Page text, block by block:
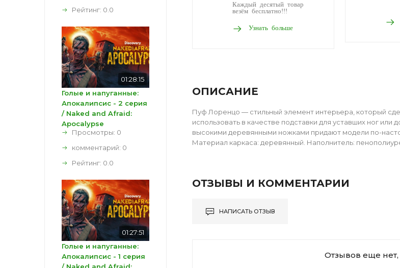
Каждый десятый товар
везём бесплатно!!!
Узнать больше
ОПИСАНИЕ
Пуф Лоренцо — стильный элемент интерьера, который
использовать в качестве подставки для уставших ног
высокими деревянными ножками придают модели по-
Материал каркаса: деревянный. Наполнитель:
ОТЗЫВЫ И КОММЕНТАРИИ
НАПИСАТЬ ОТЗЫВ
Отзывов еще
Рейтинг: 0.0
01:28:15
Голые и напуганные:
Апокалипсис - 2 серия
/ Naked and Afraid:
Apocalypse
Просмотры: 0
комментарий: 0
Рейтинг: 0.0
01:27:51
Голые и напуганные:
Апокалипсис - 1 серия